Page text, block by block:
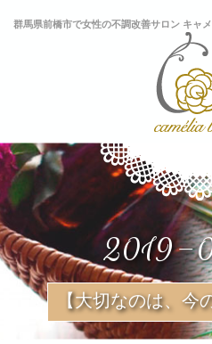
群馬県前橋市で女性の不調改善サロン キャ
2019-
【大切なのは、今